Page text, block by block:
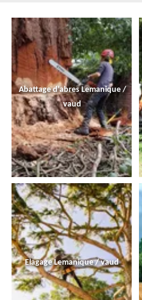
Abattage d'abres Lemanique /
vaud
Elagage Lemanique / vaud